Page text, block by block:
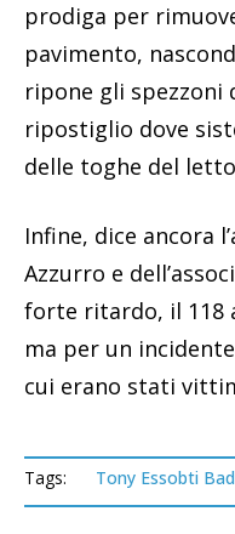
prodiga per
pavimento,
ripone gli spezzoni
ripostiglio dove
delle toghe del
Infine, dice ancora
Azzurro e
forte ritardo, il 118
ma per un
cui erano stati
Tags: Tony Essobti